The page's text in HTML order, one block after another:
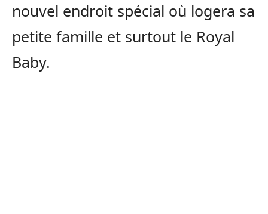
nouvel endroit spécial où logera sa
petite famille et surtout le Royal
Baby.